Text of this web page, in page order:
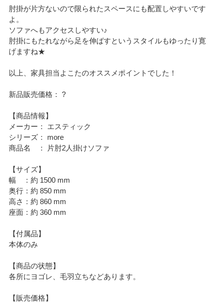
肘掛が片方ないので限られたスペースにも配置しやすいです
よ。
ソファへもアクセスしやすい♪
肘掛にもたれながら足を伸ばすというスタイルもゆったり寛
げますね★
以上、家具担当よこたのオススメポイントでした！
新品販売価格： ?
【商品情報】
メーカー： エスティック
シリーズ： more
商品名 ： 片肘2人掛けソファ
【サイズ】
幅 ：約 1500 mm
奥行：約 850 mm
高さ：約 860 mm
座面：約 360 mm
【付属品】
本体のみ
【商品の状態】
各所にヨゴレ、毛羽立ちなどあります。
【販売価格】